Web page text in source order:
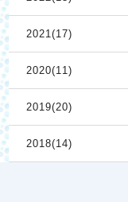
2021(17)
2020(11)
2019(20)
2018(14)